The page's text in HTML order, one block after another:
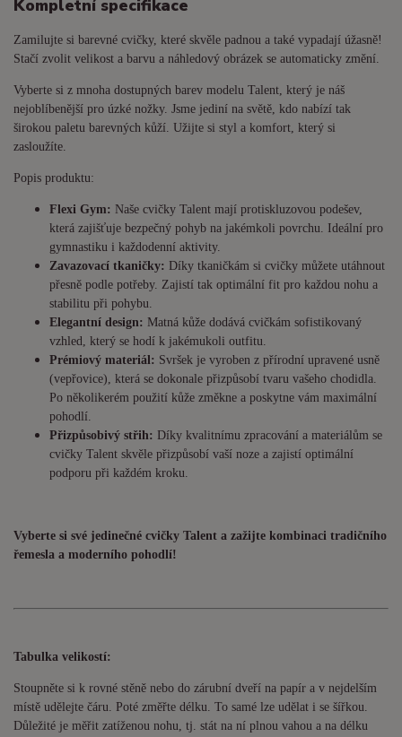
Kompletní specifikace
Zamilujte si barevné cvičky, které skvěle padnou a také vypadají úžasně!
Stačí zvolit velikost a barvu a náhledový obrázek se automaticky změní.
Vyberte si z mnoha dostupných barev modelu Talent, který je náš
nejoblíbenější pro úzké nožky. Jsme jediní na světě, kdo nabízí tak
širokou paletu barevných kůží. Užijte si styl a komfort, který si
zasloužíte.
Popis produktu:
Flexi Gym: Naše cvičky Talent mají protiskluzovou podešev,
která zajišťuje bezpečný pohyb na jakémkoli povrchu. Ideální pro
gymnastiku i každodenní aktivity.
Zavazovací tkaničky: Díky tkaničkám si cvičky můžete utáhnout
přesně podle potřeby. Zajistí tak optimální fit pro každou nohu a
stabilitu při pohybu.
Elegantní design: Matná kůže dodává cvičkám sofistikovaný
vzhled, který se hodí k jakémukoli outfitu.
Prémiový materiál: Svršek je vyroben z přírodní upravené usně
(vepřovice), která se dokonale přizpůsobí tvaru vašeho chodidla.
Po několikerém použití kůže změkne a poskytne vám maximální
pohodlí.
Přizpůsobivý střih: Díky kvalitnímu zpracování a materiálům se
cvičky Talent skvěle přizpůsobí vaší noze a zajistí optimální
podporu při každém kroku.
Vyberte si své jedinečné cvičky Talent a zažijte kombinaci tradičního
řemesla a moderního pohodlí!
Tabulka velikostí:
Stoupněte si k rovné stěně nebo do zárubní dveří na papír a v nejdelším
místě udělejte čáru. Poté změřte délku. To samé lze udělat i se šířkou.
Důležité je měřit zatíženou nohu, tj. stát na ní plnou vahou a na délku